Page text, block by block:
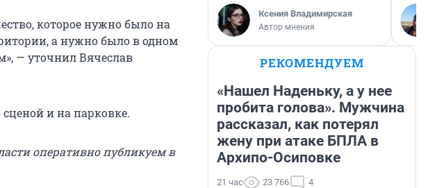
которое нужно было на
а нужно было в одном
— уточнил Вячеслав
и на парковке.
оперативно публикуем в
Ксения Владимирская
Автор мнения
РЕКОМЕНДУЕМ
«Нашел Наденьку, а у нее
пробита голова». Мужчина
рассказал, как потерял
жену при атаке БПЛА в
Архипо-Осиповке
21 час 23 766 4